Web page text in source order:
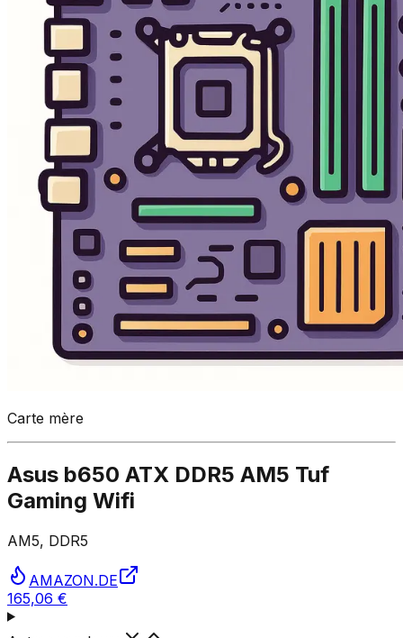
Carte mère
Asus b650 ATX DDR5 AM5 Tuf
Gaming Wifi
AM5, DDR5
AMAZON.DE
165,06 €